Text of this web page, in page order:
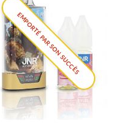
EMPORTÉ PAR SON SUCCÈS